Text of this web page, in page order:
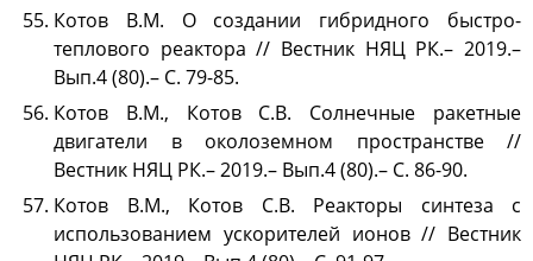
Котов В.М. О создании гибридного быстро-
теплового реактора // Вестник НЯЦ РК.– 2019.–
Вып.4 (80).– С. 79-85.
Котов В.М., Котов С.В. Солнечные ракетные
двигатели в околоземном пространстве //
Вестник НЯЦ РК.– 2019.– Вып.4 (80).– С. 86-90.
Котов В.М., Котов С.В. Реакторы синтеза с
использованием ускорителей ионов // Вестник